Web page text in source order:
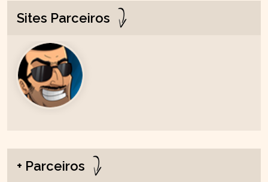
Sites Parceiros
+ Parceiros